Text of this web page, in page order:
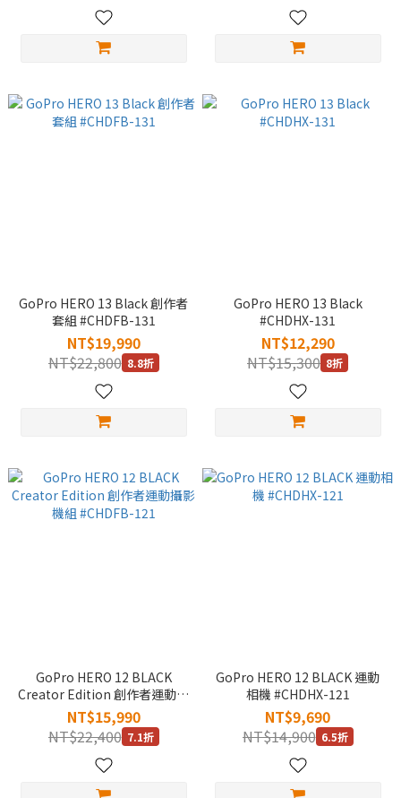
GoPro HERO 13 Black 創作者
套組 #CHDFB-131
NT$19,990
NT$22,800 8.8折
GoPro HERO 13 Black
#CHDHX-131
NT$12,290
NT$15,300 8折
GoPro HERO 12 BLACK
Creator Edition 創作者運動攝
影機組 #CHDFB-121
NT$15,990
NT$22,400 7.1折
GoPro HERO 12 BLACK 運動
相機 #CHDHX-121
NT$9,690
NT$14,900 6.5折